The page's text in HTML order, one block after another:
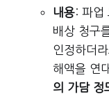
내용: 파업
배상 청구
인정하더
해액을 연
의 가담 정